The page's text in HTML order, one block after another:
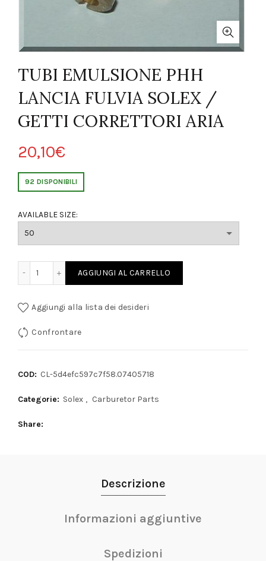
TUBI EMULSIONE PHH
LANCIA FULVIA SOLEX /
GETTI CORRETTORI ARIA
20,10€
92 DISPONIBILI
AVAILABLE SIZE:
AGGIUNGI AL CARRELLO
Aggiungi alla lista dei desideri
Confrontare
COD: CL-5d4efc597c7f58.07405718
Categorie: Solex , Carburetor Parts
Share
Descrizione
Informazioni aggiuntive
Spedizioni